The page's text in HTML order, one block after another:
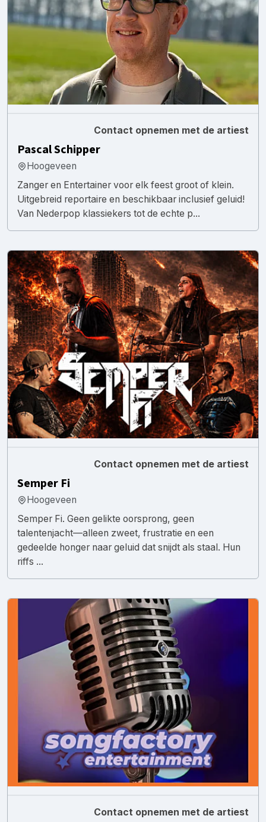
Contact opnemen met de artiest
Pascal Schipper
Hoogeveen
Zanger en Entertainer voor elk feest groot of klein.
Uitgebreid reportaire en beschikbaar inclusief geluid!
Van Nederpop klassiekers tot de echte p...
Contact opnemen met de artiest
Semper Fi
Hoogeveen
Semper Fi. Geen gelikte oorsprong, geen
talentenjacht—alleen zweet, frustratie en een
gedeelde honger naar geluid dat snijdt als staal. Hun
riffs ...
Contact opnemen met de artiest